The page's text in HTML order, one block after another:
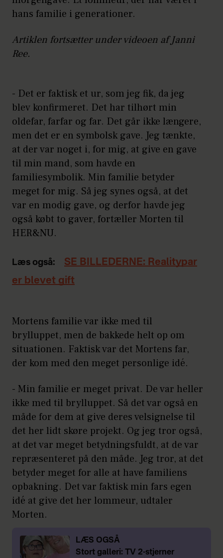
hans familie i generationer.
Artiklen fortsætter under videoen af Janni
Ree.
- Det er faktisk et ur, som jeg fik, da jeg
blev konfirmeret. Det har tilhørt min
oldefar, farfar og far. Det går ikke længere,
men det er en symbolsk gave. Jeg tænkte,
at der var noget i, for mig, at give en gave
til min mand, som havde en
familiesymbolik. Min familie betyder
meget for mig. Så jeg synes også, at det
var en modig gave, og derfor havde jeg
også købt to gaver, fortæller Morten til
HER&NU.
Læs også:
SE BILLEDERNE: Realitypar
er blevet gift
Mortens familie var ikke med til
brylluppet, men de bakkede helt op om
situationen. Faktisk var det Mortens far,
der kom med den meget personlige idé.
- Min familie er meget privat. De var heller
ikke med til brylluppet. Så det var også en
måde for dem at give deres velsignelse til
det her lidt skøre projekt. Og jeg tror også,
at det var meget betydningsfuldt, at de var
repræsenteret på den måde. Jeg tror, at det
betyder meget for alle at have familiens
opbakning. Det var faktisk min fars egen
idé at give det her lommeur, udtaler
Morten.
LÆS OGSÅ
Stort galleri: TV 2-stjerner